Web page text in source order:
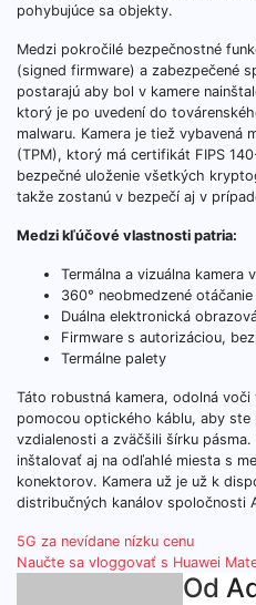
pohybujúce sa objekty.
Medzi pokročilé bezpečnostné
(signed firmware) a zabezpečené
postarajú aby bol v kamere
ktorý je po uvedení do
malwaru. Kamera je tiež vybavená
(TPM), ktorý má certifikát FIPS
bezpečné uloženie všetkých
takže zostanú v bezpečí aj v
Medzi kľúčové vlastnosti patria:
Termálna a vizuálna kamera
360° neobmedzené otáčanie
Duálna elektronická
Firmware s autorizáciou,
Termálne palety
Táto robustná kamera, odolná
pomocou optického káblu, aby ste
vzdialenosti a zväčšili šírku
inštalovať aj na odľahlé miesta s
konektorov. Kamera už je už k
distribučných kanálov spoločnosti
Navigácia
5G za nevídane nízku cenu
Naučte sa vloggovať s Huawei
Od